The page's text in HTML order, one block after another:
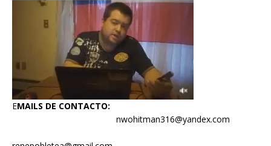
EMAILS DE CONTACTO:
nwohitman316@yandex.com